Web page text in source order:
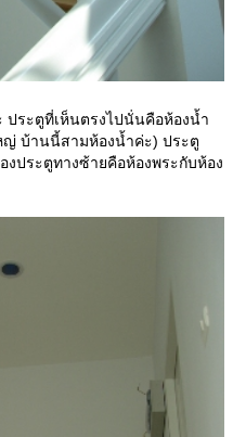
ประตูที่เห็นตรงไปนั่นคือห้องน้ำ
บ้านนี้สามห้องน้ำค่ะ) ประตู
ประตูทางซ้ายคือห้องพระกับห้อง